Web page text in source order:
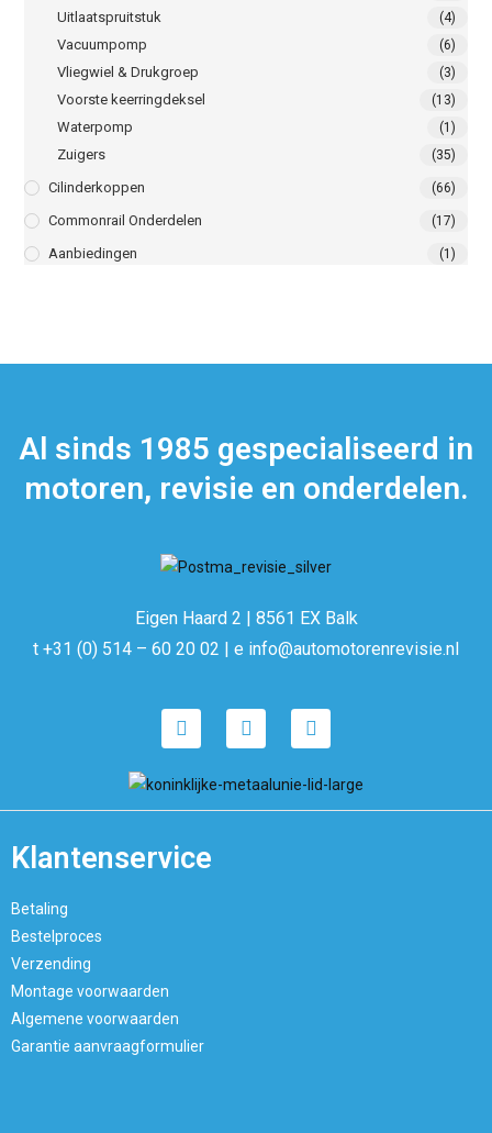
Uitlaatspruitstuk (4)
Vacuumpomp (6)
Vliegwiel & Drukgroep (3)
Voorste keerringdeksel (13)
Waterpomp (1)
Zuigers (35)
Cilinderkoppen (66)
Commonrail Onderdelen (17)
Aanbiedingen (1)
Al sinds 1985 gespecialiseerd in
motoren, revisie en onderdelen.
Eigen Haard 2 | 8561 EX Balk
t +31 (0) 514 – 60 20 02 | e info@automotorenrevisie.nl
Klantenservice
Betaling
Bestelproces
Verzending
Montage voorwaarden
Algemene voorwaarden
Garantie aanvraagformulier